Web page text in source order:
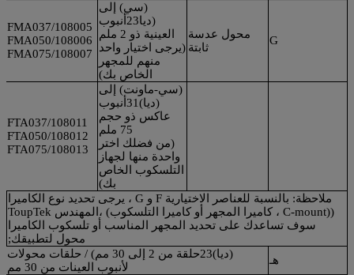
G
محول عدسة
ثابتة
(سي) إلى
(ديا23أنبوب
العينية ذو 2 ملم
(يرجى اختيار واحد
منهم للمجهر
الخاص بك)
108005/FMA037
108006/FMA050
108007/FMA075
(سي-ماونت) إلى
(ديا)31أنبوب
عاكس ذو حجم
75 ملم
(من فضلك اختر
واحدة منها لجهاز
التلسكوب الخاص
بك)
108011/FTA037
108012/FTA050
108013/FTA075
ملاحظة: بالنسبة للعناصر الاختيارية F و G ، يرجى تحديد نوع الكاميرا
((C-mount ، كاميرا المجهر أو كاميرا التلسكوب) ،المهندس ToupTek
سوف تساعدك على تحديد المجهر المناسب أو تلسكوب الكاميرا
محول لتطبيقك;
هـ
(ديا)23حلقة من 2 إلى 30 مم) / حلقات محولات
لأنبوب العينات من 30 مم